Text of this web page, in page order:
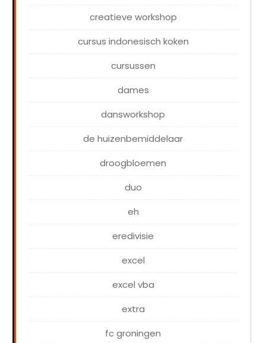
creatieve workshop
cursus indonesisch koken
cursussen
dames
dansworkshop
de huizenbemiddelaar
droogbloemen
duo
eh
eredivisie
excel
excel vba
extra
fc groningen